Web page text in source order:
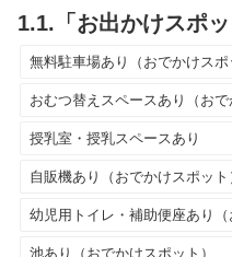
1.1.「お出かけスポ
無料駐車場あり（おでかけスポ
おむつ替えスペースあり（おで
授乳室・授乳スペースあり
自販機あり（おでかけスポット
幼児用トイレ・補助便座あり（
池あり（おでかけスポット）